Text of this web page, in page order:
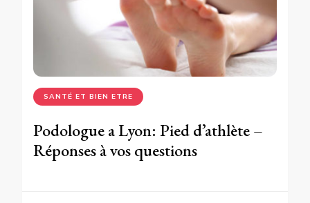
SANTÉ ET BIEN ETRE
Podologue a Lyon: Pied d’athlète –
Réponses à vos questions